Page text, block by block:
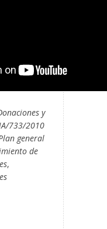
y
733/2010
general
de
,